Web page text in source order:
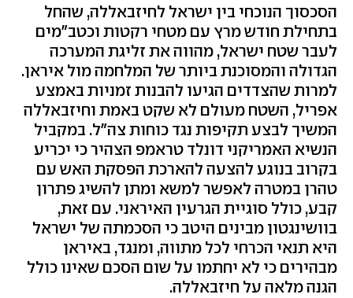
הסכסוך הנוכחי בין ישראל לחיזבאללה, שהחל
בתחילת חודש מרץ עם מטחי רקטות וכטב"מים
לעבר שטח ישראל, מהווה את זליגת המערכה
הגדולה והמסוכנת ביותר של המלחמה מול איראן.
למרות שהצדדים הגיעו להבנות זמניות באמצע
אפריל, השטח מעולם לא שקט באמת וחיזבאללה
המשיך לבצע תקיפות נגד כוחות צה"ל. במקביל
הנשיא האמריקני דונלד טראמפ הצהיר כי יכריע
בקרוב בנוגע להצעה להארכת הפסקת האש עם
טהרן במטרה לאפשר למשא ומתן להשיג פתרון
קבע, כולל סוגיית הגרעין האיראני. עם זאת,
בוושינגטון מבינים היטב כי הסכמתה של ישראל
היא תנאי הכרחי לכל מתווה, ומנגד, באיראן
מבהירים כי לא יחתמו על שום הסכם שאינו כולל
הגנה מלאה על חיזבאללה.